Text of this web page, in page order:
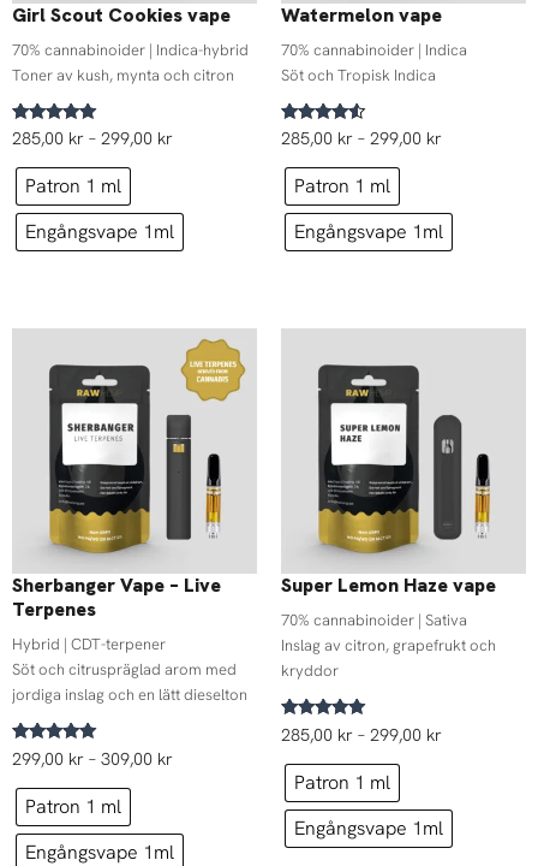
Girl Scout Cookies vape
70% cannabinoider | Indica-hybrid
Toner av kush, mynta och citron
Betygsatt
5.00
av 5
285,00 kr – 299,00 kr
Patron 1 ml
Engångsvape 1ml
Watermelon vape
70% cannabinoider | Indica
Söt och Tropisk Indica
Betygsatt
4.33
av 5
285,00 kr – 299,00 kr
Patron 1 ml
Engångsvape 1ml
Sherbanger Vape – Live
Terpenes
Hybrid | CDT-terpener
Söt och citruspräglad arom med
jordiga inslag och en lätt dieselton
Betygsatt
4.79
av 5
299,00 kr – 309,00 kr
Prisintervall:
299,00 kr
till
309,00 kr
Patron 1 ml
Engångsvape 1ml
Super Lemon Haze vape
70% cannabinoider | Sativa
Inslag av citron, grapefrukt och
kryddor
Betygsatt
4.80
av 5
285,00 kr – 299,00 kr
Patron 1 ml
Engångsvape 1ml